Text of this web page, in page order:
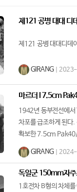
제121 공병 대대 디
제121 공병 대대디데
GIRANG |
마르더 I 7.5cm
1942년 동부전선에
차포를 급조하게 된다
확보한 7.5cm
GIRANG |
독일군 150mm자주
1호전차 B형의 차체